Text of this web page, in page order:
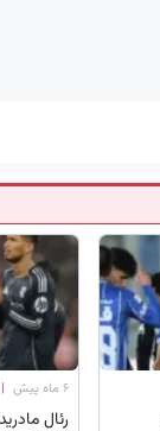
۶ ماه پیش |